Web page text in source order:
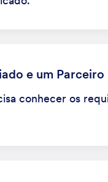
e um
conhecer os